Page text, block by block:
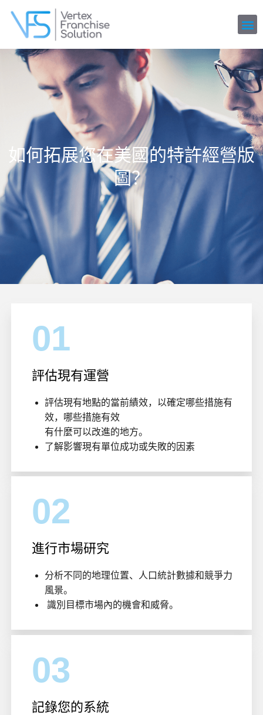
如何拓展您在美國的特許經營版
圖？
01
評估現有運營
評估現有地點的當前績效，以確定哪些措施有
效，哪些措施有效
有什麼可以改進的地方。
了解影響現有單位成功或失敗的因素
02
進行市場研究
分析不同的地理位置、人口統計數據和競爭力
風景。
識別目標市場內的機會和威脅。
03
記錄您的系統